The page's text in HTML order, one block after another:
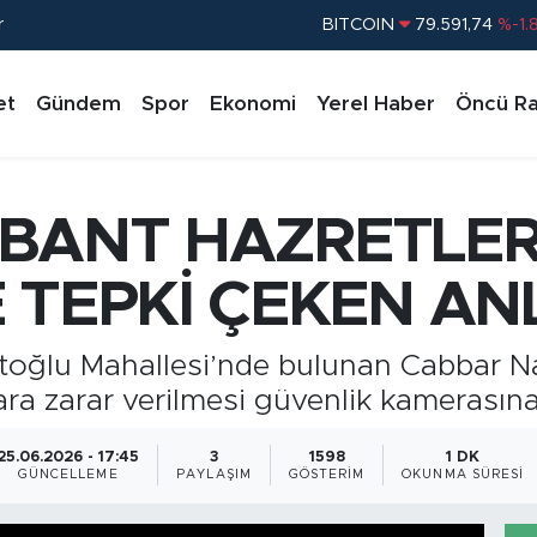
BITCOIN 79.591,74 %-
EURO 53,38690
BİST100 14.598,00
Gündem Spor Ekonomi Yerel Haber Öncü
TEPKİ ÇEKEN
Mahallesi’nde bulunan Cabbar
zarar verilmesi güvenlik kamerasına
- 17:45
GÜNCELLEME
3
PAYLAŞIM
1598
GÖSTERIM
1 DK
OKUNMA SÜRESI